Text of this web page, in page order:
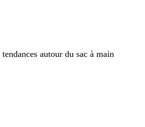
autour du sac à main